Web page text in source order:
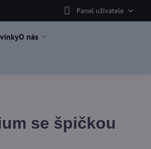
Panel uživatele
O nás
se špičkou